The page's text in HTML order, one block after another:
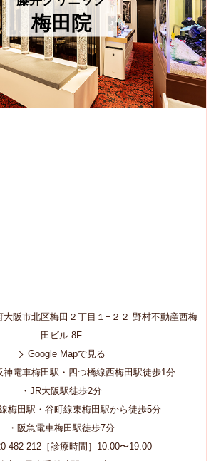
梅田院
大阪市北区梅田２丁目１−２２ 野村不動産西梅
田ビル 8F
Google Mapで見る
神電車梅田駅・四つ橋線西梅田駅徒歩1分
・JR大阪駅徒歩2分
梅田駅・谷町線東梅田駅から徒歩5分
・阪急電車梅田駅徒歩7分
482-212［診療時間］10:00〜19:00